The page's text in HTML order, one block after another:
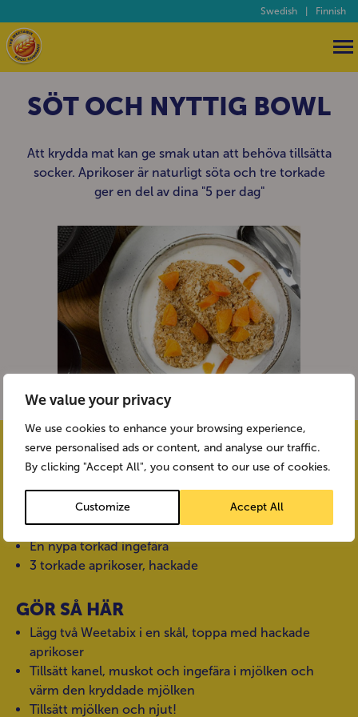
We value your privacy
We use cookies to enhance your browsing experience,
serve personalised ads or content, and analyse our traffic.
By clicking "Accept All", you consent to our use of cookies.
Customize Accept All
Swedish Finnish
SÖT OCH NYTTIG BOWL
Att krydda mat kan ge smak utan att behöva tillsätta
socker. Aprikoser är naturligt söta och tre torkade
ger en del av dina "5 per dag"
INGREDIENSER
2 Weetabix
125 ml lättmjölk eller mjölk efter eget val, uppvärmd
En nypa kanel
En nypa riven muskot
En nypa torkad ingefära
3 torkade aprikoser, hackade
GÖR SÅ HÄR
Lägg två Weetabix i en skål, toppa med hackade
aprikoser
Tillsätt kanel, muskot och ingefära i mjölken och
värm den kryddade mjölken
Tillsätt mjölken och njut!